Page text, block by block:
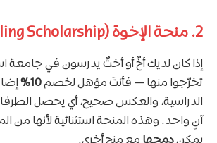
2. منحة الإخوة (Sibling Scholarship):
إذا كان لديك أخٌ أو أختٌ يدرسون في جامعة
تخرّجوا منها — فأنتَ مؤهل لخصم10%
الدراسية، والعكس صحيح، أي يحصل
آنٍ واحد. وهذه المنحة استثنائية لأنها من